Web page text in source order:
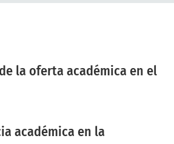
la oferta académica en el
académica en la